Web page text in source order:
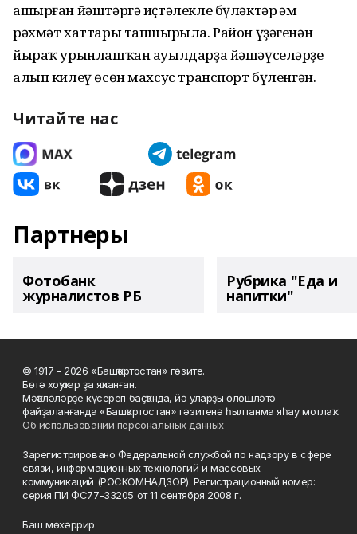
ашырған йәштәргә иҫтәлекле бүләктәр һәм
рәхмәт хаттары тапшырыла. Район үҙәгенән
йыраҡ урынлашҡан ауылдарҙа йәшәүселәрҙе
алып килеү өсөн махсус транспорт бүленгән.
Читайте нас
Партнеры
Фотобанк
журналистов РБ
Рубрика "Еда и
напитки"
© 1917 - 2026 «Башҡортостан» гәзите.
Бөтә хоҡуҡтар ҙа яҡланған.
Мәҡәләләрҙе күсереп баҫҡанда, йә уларҙы өлөшләтә
файҙаланғанда «Башҡортостан» гәзитенә һылтанма яһау мотлаҡ.
Об использовании персональных данных
Зарегистрировано Федеральной службой по надзору в сфере
связи, информационных технологий и массовых
коммуникаций (РОСКОМНАДЗОР). Регистрационный номер:
серия ПИ ФС77-33205 от 11 сентября 2008 г.
Баш мөхәррир